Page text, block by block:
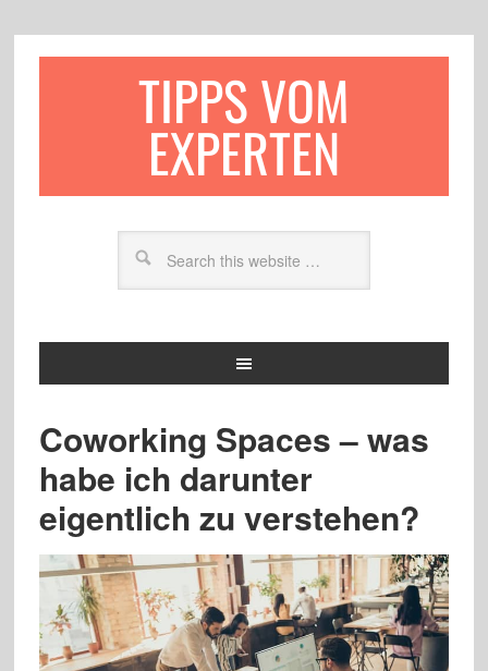
TIPPS VOM
EXPERTEN
Coworking Spaces – was
habe ich darunter
eigentlich zu verstehen?